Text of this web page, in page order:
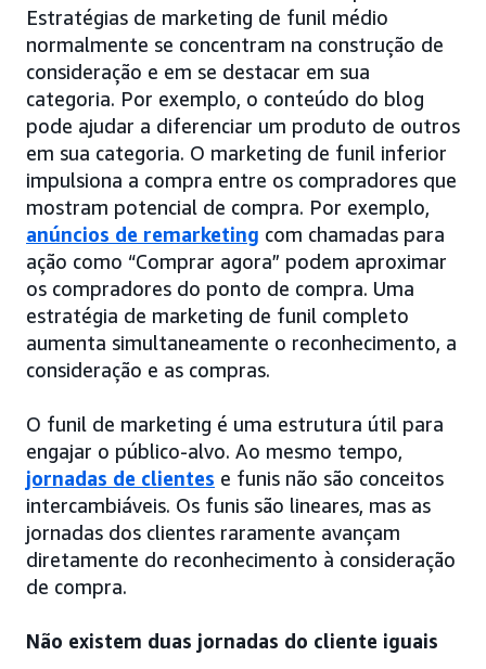
Estratégias de marketing de funil médio
normalmente se concentram na construção de
consideração e em se destacar em sua
categoria. Por exemplo, o conteúdo do blog
pode ajudar a diferenciar um produto de outros
em sua categoria. O marketing de funil inferior
impulsiona a compra entre os compradores que
mostram potencial de compra. Por exemplo,
anúncios de remarketing com chamadas para
ação como “Comprar agora” podem aproximar
os compradores do ponto de compra. Uma
estratégia de marketing de funil completo
aumenta simultaneamente o reconhecimento, a
consideração e as compras.
O funil de marketing é uma estrutura útil para
engajar o público-alvo. Ao mesmo tempo,
jornadas de clientes e funis não são conceitos
intercambiáveis. Os funis são lineares, mas as
jornadas dos clientes raramente avançam
diretamente do reconhecimento à consideração
de compra.
Não existem duas jornadas do cliente iguais